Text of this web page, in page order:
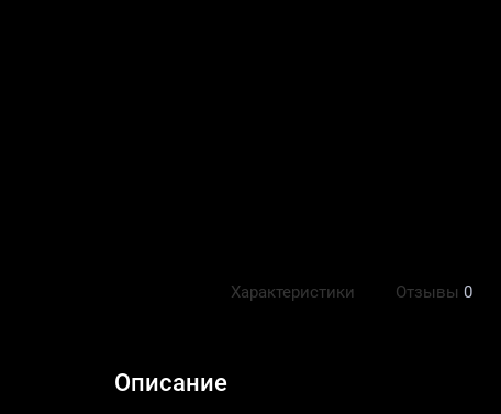
Характеристики Отзывы 0
Описание